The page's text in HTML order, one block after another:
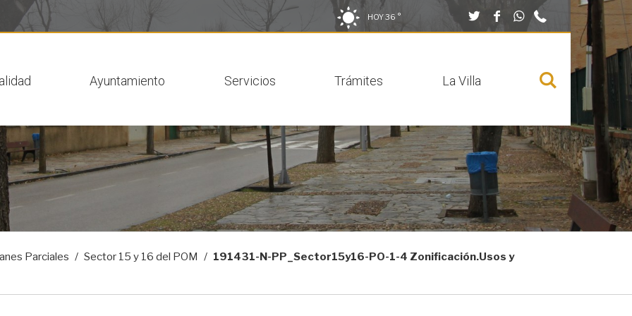
Cerrar buscador
HOY36 ° TwitterFacebookWhatsapp
949
290
Mostrar
menú
Ayuntamiento Servicios Trámites La Villa
Parciales Sector 15 y 16 del POM
191431-N-PP_Sector15y16-PO-1-4 Zonificación.Usos y